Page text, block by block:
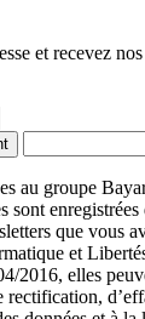
et recevez
au groupe
sont
que vous
et
2016, elles
rectification,